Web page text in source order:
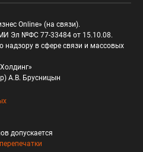
Online» (на связи).
Эл №ФС 77-33484 от 15.10.08.
надзору в сфере связи и массовых
А.В. Брусницын
допускается